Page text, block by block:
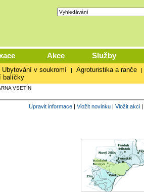
Akce Služby
Ubytování v soukromí | Agroturistika a ranče |
balíčky
VSETÍN
Upravit informace| Vložit novinku| Vložit akci|